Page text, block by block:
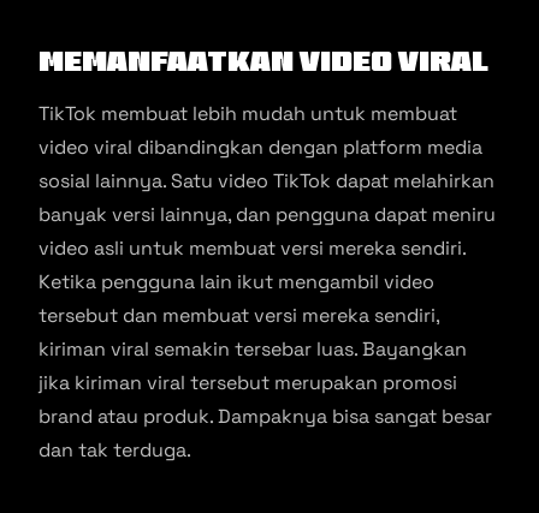
Memanfaatkan Video Viral
TikTok membuat lebih mudah untuk membuat
video viral dibandingkan dengan platform media
sosial lainnya. Satu video TikTok dapat melahirkan
banyak versi lainnya, dan pengguna dapat meniru
video asli untuk membuat versi mereka sendiri.
Ketika pengguna lain ikut mengambil video
tersebut dan membuat versi mereka sendiri,
kiriman viral semakin tersebar luas. Bayangkan
jika kiriman viral tersebut merupakan promosi
brand atau produk. Dampaknya bisa sangat besar
dan tak terduga.